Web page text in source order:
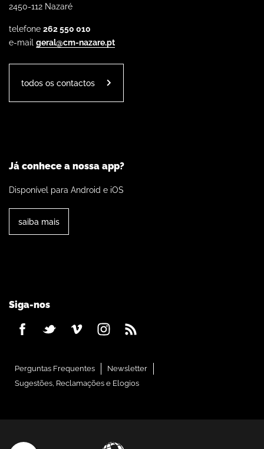
2450-112 Nazaré
telefone 262 550 010
e-mail geral@cm-nazare.pt
todos os contactos
Já conhece a nossa app?
Disponível para Android e iOS
saiba mais
Siga-nos
Perguntas Frequentes
Newsletter
Sugestões, Reclamações e Elogios